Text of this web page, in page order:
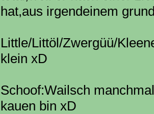
hat,aus irgendeinem
Little/Littöl/Zwergüü/
klein xD
Schoof:Wailsch
kauen bin xD